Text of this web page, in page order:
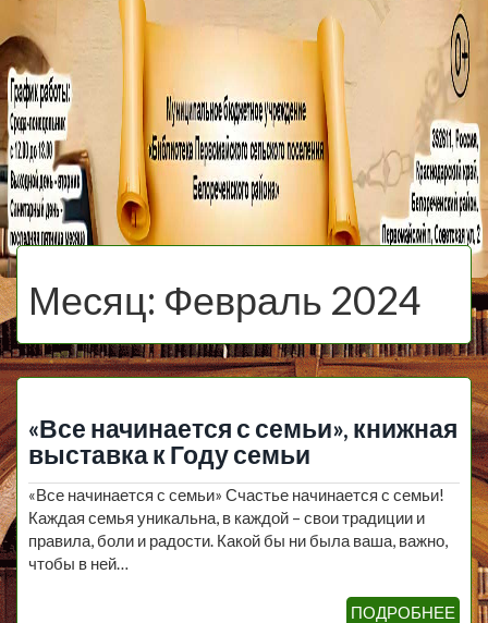
МБУ Библиотека
Первомайского
Сельского
Поселения
Месяц: Февраль 2024
«Все начинается с семьи», книжная
выставка к Году семьи
«Все начинается с семьи» Счастье начинается с семьи!
Каждая семья уникальна, в каждой – свои традиции и
правила, боли и радости. Какой бы ни была ваша, важно,
чтобы в ней…
ПОДРОБНЕЕ